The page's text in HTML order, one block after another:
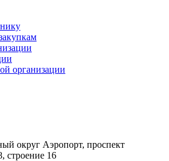
организации
округ Аэропорт, проспект
строение 16